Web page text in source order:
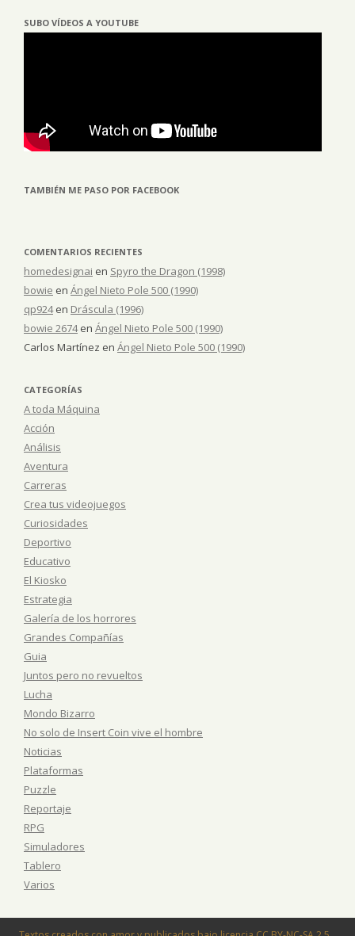
SUBO VÍDEOS A YOUTUBE
TAMBIÉN ME PASO POR FACEBOOK
COMENTARIOS RECIENTES
homedesignai en Spyro the Dragon (1998)
bowie en Ángel Nieto Pole 500 (1990)
qp924en Dráscula (1996)
bowie 2674en Ángel Nieto Pole 500 (1990)
Carlos Martínez en Ángel Nieto Pole 500 (1990)
CATEGORÍAS
A toda Máquina
Acción
Análisis
Aventura
Carreras
Crea tus videojuegos
Curiosidades
Deportivo
Educativo
El Kiosko
Estrategia
Galería de los horrores
Grandes Compañías
Guia
Juntos pero no revueltos
Lucha
Mondo Bizarro
No solo de Insert Coin vive el hombre
Noticias
Plataformas
Puzzle
Reportaje
RPG
Simuladores
Tablero
Varios